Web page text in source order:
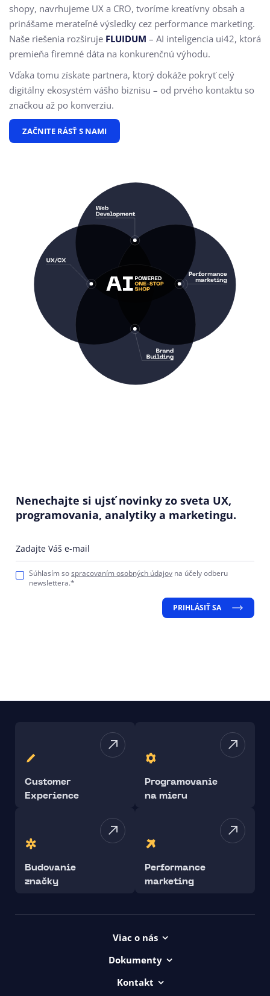
shopy, navrhujeme UX a CRO, tvoríme kreatívny obsah a
prinášame merateľné výsledky cez performance marketing.
Naše riešenia rozširuje FLUIDUM – AI inteligencia ui42, ktorá
premieňa firemné dáta na konkurenčnú výhodu.
Vďaka tomu získate partnera, ktorý dokáže pokryť celý
digitálny ekosystém vášho biznisu – od prvého kontaktu so
značkou až po konverziu.
ZAČNITE RÁSŤ S NAMI
Nenechajte si ujsť novinky zo sveta UX,
programovania, analytiky a marketingu.
Zadajte Váš e-mail
Súhlasím sospracovaním osobných údajov na účely odberu
newslettera.*
PRIHLÁSIŤ SA
Customer
Experience
Programovanie
na mieru
Budovanie
značky
Performance
marketing
Viac o nás
uičkovská abeceda
Dokumenty
Kontakt